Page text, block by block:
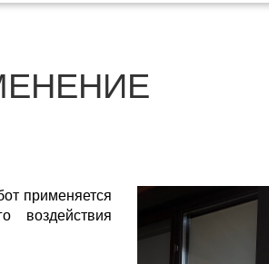
применяется
воздействия